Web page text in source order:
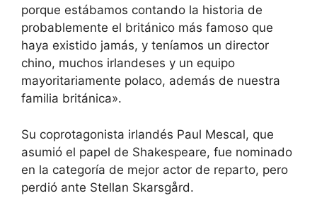
porque estábamos contando la historia de
probablemente el británico más famoso que
haya existido jamás, y teníamos un director
chino, muchos irlandeses y un equipo
mayoritariamente polaco, además de nuestra
familia británica».
Su coprotagonista irlandés Paul Mescal, que
asumió el papel de Shakespeare, fue nominado
en la categoría de mejor actor de reparto, pero
perdió ante Stellan Skarsgård.